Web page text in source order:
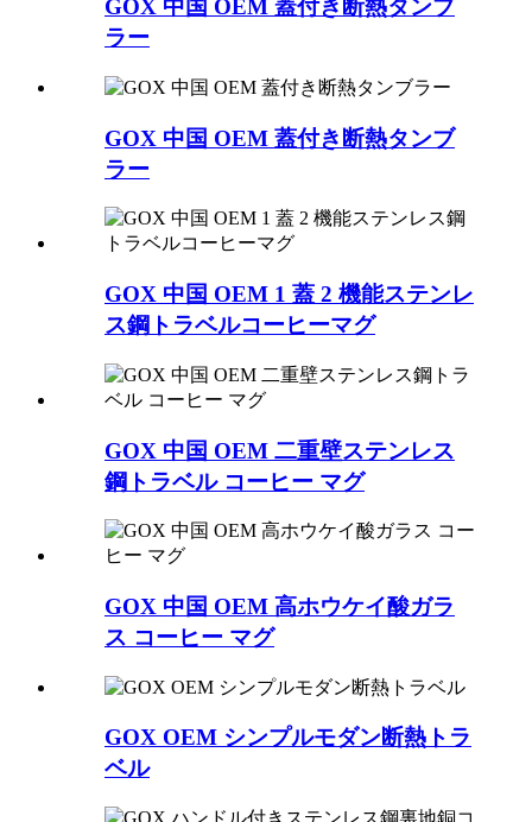
GOX 中国 OEM 蓋付き断熱タンブ
ラー
GOX 中国 OEM 蓋付き断熱タンブ
ラー
GOX 中国 OEM 1 蓋 2 機能ステンレ
ス鋼トラベルコーヒーマグ
GOX 中国 OEM 二重壁ステンレス
鋼トラベル コーヒー マグ
GOX 中国 OEM 高ホウケイ酸ガラ
ス コーヒー マグ
GOX OEM シンプルモダン断熱トラ
ベル